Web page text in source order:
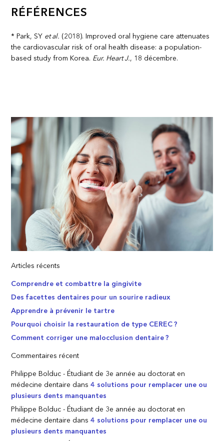
RÉFÉRENCES
* Park, SY et al. (2018). Improved oral hygiene care attenuates
the cardiovascular risk of oral health disease: a population-
based study from Korea. Eur. Heart J., 18 décembre.
Articles récents
Comprendre et combattre la gingivite
Des facettes dentaires pour un sourire radieux
Apprendre à prévenir le tartre
Pourquoi choisir la restauration de type CEREC ?
Comment corriger une malocclusion dentaire ?
Commentaires récent
Philippe Bolduc - Étudiant de 3e année au doctorat en
médecine dentaire dans4 solutions pour remplacer une ou
plusieurs dents manquantes
Philippe Bolduc - Étudiant de 3e année au doctorat en
médecine dentaire dans4 solutions pour remplacer une ou
plusieurs dents manquantes